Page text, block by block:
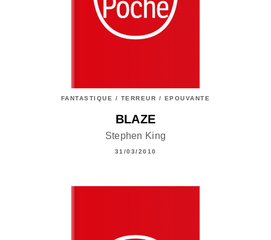
FANTASTIQUE / TERREUR / EPOUVANTE
BLAZE
Stephen King
31/03/2010